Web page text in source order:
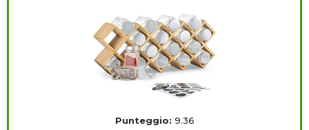
Punteggio: 9.36